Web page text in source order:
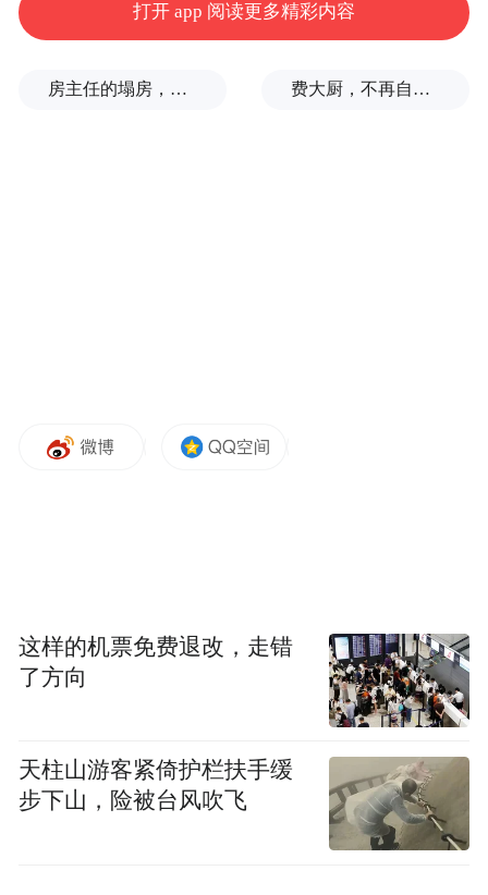
1、对举报的线索，经相关部门核查确认属实
币；
址、违法事实及相关证据（如照片、视频、
依法保护举报人的合法权益；
3、本公告自发布之日起长期有效。
欢迎社会各界积极参与监督，共同推动横塘
镇羽绒服装产业健康有序发展！
打开 app 阅读更多精彩内容
房主任的塌房，一场“人设露馅” 费大厨，不再自称大王
这样的机票免费退改，走错
了方向
天柱山游客紧倚护栏扶手缓
步下山，险被台风吹飞